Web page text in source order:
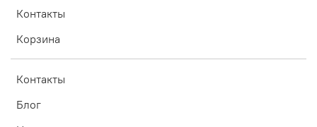
Контакты
Корзина
Контакты
Блог